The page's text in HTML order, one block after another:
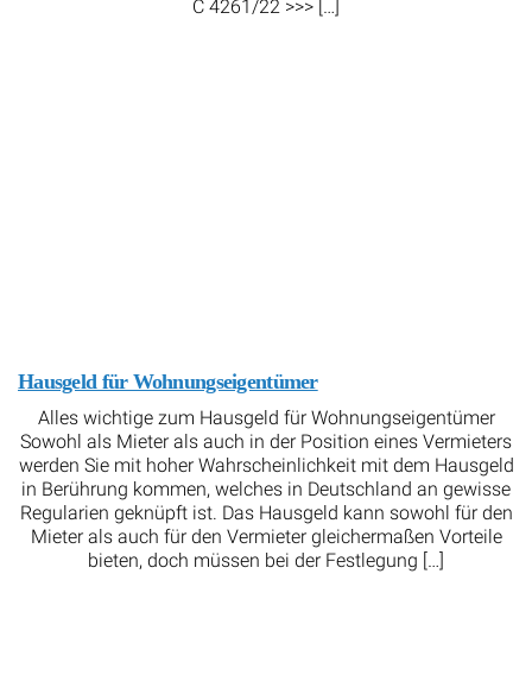
Alles wichtige zum Hausgeld für Wohnungseigentümer
Sowohl als Mieter als auch in der Position eines Vermieters
werden Sie mit hoher Wahrscheinlichkeit mit dem Hausgeld
in Berührung kommen, welches in Deutschland an gewisse
Regularien geknüpft ist. Das Hausgeld kann sowohl für den
Mieter als auch für den Vermieter gleichermaßen Vorteile
bieten, doch müssen bei der Festlegung […]